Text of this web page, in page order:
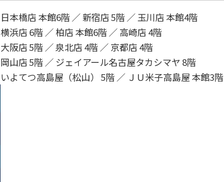
日本橋店 本館6階 ／ 新宿店 5階 ／ 玉川店 本館4階
横浜店 6階 ／ 柏店 本館6階 ／ 高崎店 4階
大阪店 5階 ／ 泉北店 4階 ／ 京都店 4階
岡山店 5階 ／ ジェイアール名古屋タカシマヤ 8階
いよてつ高島屋（松山） 5階 ／ ＪＵ米子高島屋 本館3階